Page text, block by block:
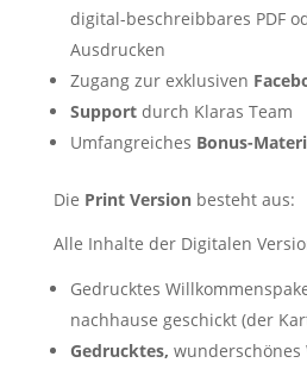
digital-beschreibbares PDF
Ausdrucken
Zugang zur exklusiven
Supportdurch Klaras Team
Umfangreiches Bonus-
Die Print Versionbesteht aus:
Alle Inhalte der Digitalen
Gedrucktes
nachhause geschickt (der
Gedrucktes, wunderschönes